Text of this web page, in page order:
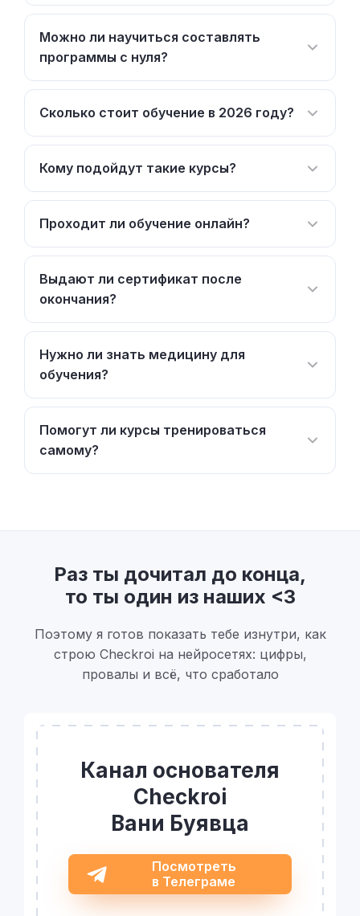
Можно ли научиться составлять
программы с нуля?
Сколько стоит обучение в 2026 году?
Кому подойдут такие курсы?
Проходит ли обучение онлайн?
Выдают ли сертификат после
окончания?
Нужно ли знать медицину для
обучения?
Помогут ли курсы тренироваться
самому?
Раз ты дочитал до конца,
то ты один из наших <3
Поэтому я готов показать тебе изнутри, как
строю Checkroi на нейросетях: цифры,
провалы и всё, что сработало
Канал основателя
Checkroi
Вани Буявца
Посмотреть
в Телеграме